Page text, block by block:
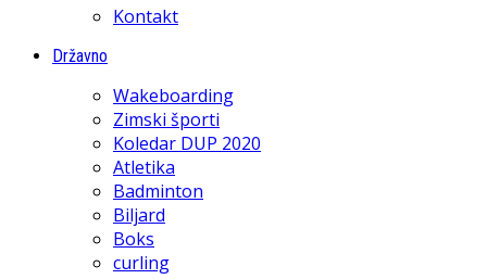
Kontakt
Državno
Wakeboarding
Zimski športi
Koledar DUP 2020
Atletika
Badminton
Biljard
Boks
curling